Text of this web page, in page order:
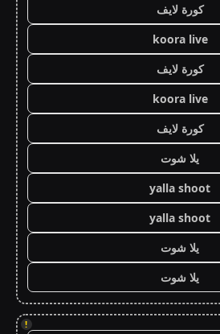
كورة لايف
koora live
كورة لايف
koora live
كورة لايف
يلا شوت
yalla shoot
yalla shoot
يلا شوت
يلا شوت
!